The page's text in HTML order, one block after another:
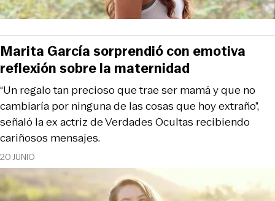
20 JUNIO
“Un regalo tan precioso que trae ser mamá y que no
cambiaría por ninguna de las cosas que hoy extraño”,
señaló la ex actriz de Verdades Ocultas recibiendo
cariñosos mensajes.
Marita García sorprendió con emotiva
reflexión sobre la maternidad